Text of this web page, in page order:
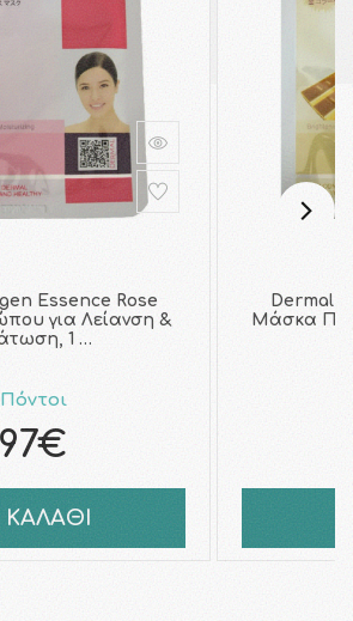
Essence Rose
για Λείανση &
1 …
Πόντοι
Dermal
Μάσκα